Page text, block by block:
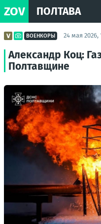
ZOV ПОЛТАВА
ВОЕНКОРЫ 24 мая 2026,
Александр Коц:
Полтавщине